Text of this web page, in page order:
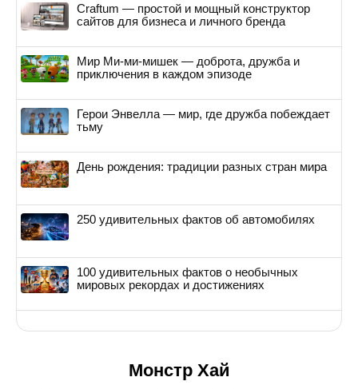
Craftum — простой и мощный конструктор
сайтов для бизнеса и личного бренда
Мир Ми-ми-мишек — доброта, дружба и
приключения в каждом эпизоде
Герои Энвелла — мир, где дружба побеждает
тьму
День рождения: традиции разных стран мира
250 удивительных фактов об автомобилях
100 удивительных фактов о необычных
мировых рекордах и достижениях
Монстр Хай